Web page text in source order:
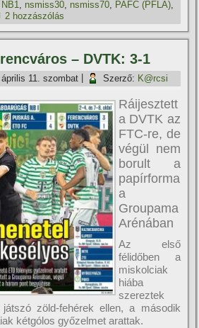
NB1, nsmiss30, nsmiss70, PAFC (PFLA),
2 hozzászólás
– DVTK: 3-1
április 11. szombat Szerző: K@rcsi
Ráijesztett
a DVTK az
FTC-re, de
végül nem
borult a
papírforma
a
Groupama
Arénában
Az első
félidőben a
miskolciak
hiába
szereztek
zöld-fehérek ellen, a második
kétgólos győzelmet arattak.